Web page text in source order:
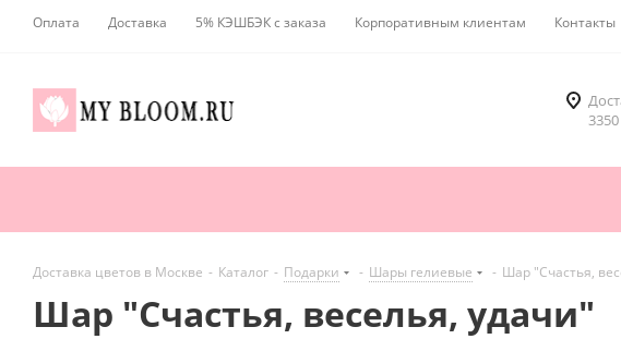
Оплата Доставка 5% КЭШБЭК с заказа Корпоративным клиентам Контакты
Доставка цветов в Москве - Каталог - Подарки - Шары гелиевые - Шар "Счастья,
Шар "Счастья, веселья, удачи"